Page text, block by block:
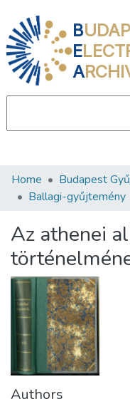
B
E
A
Communities &
Statistics
About us
Home Budapest
Ballagi-gyűjtemény
Az athenei
Authors